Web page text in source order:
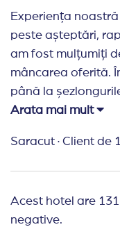
Experiența
peste așteptări,
am fost mulțumiți
mâncarea oferită.
până la
alee foarte îngustă
avem nimic de
Recomand
Arata mai mult
Saracut · Client de
Acest hotel are
negative.